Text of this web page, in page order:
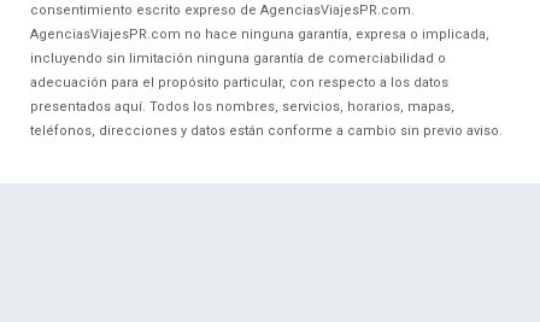
consentimiento escrito expreso de AgenciasViajesPR.com.
AgenciasViajesPR.com no hace ninguna garantía, expresa o implicada,
incluyendo sin limitación ninguna garantía de comerciabilidad o
adecuación para el propósito particular, con respecto a los datos
presentados aquí. Todos los nombres, servicios, horarios, mapas,
teléfonos, direcciones y datos están conforme a cambio sin previo aviso.